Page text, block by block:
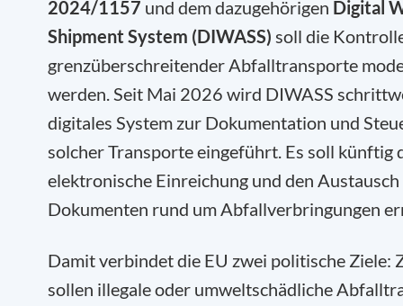
2024/1157 und dem dazugehörigen Digital
Shipment System (DIWASS) soll die
grenzüberschreitender Abfalltransporte
werden. Seit Mai 2026 wird DIWASS
digitales System zur Dokumentation und
solcher Transporte eingeführt. Es soll künftig
elektronische Einreichung und den
Dokumenten rund um Abfallverbringungen
Damit verbindet die EU zwei politische Ziele:
sollen illegale oder umweltschädliche